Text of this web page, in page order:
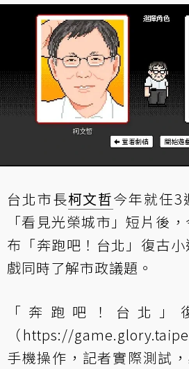
台北市長柯文哲今年就任3
「看見光榮城市」短片後
布「奔跑吧！台北」復古
戲同時了解市政議題。
「奔跑吧！台北」
（https://
手機操作，記者實際測試